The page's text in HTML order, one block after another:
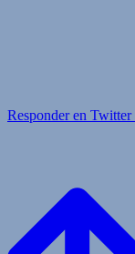
Responder en